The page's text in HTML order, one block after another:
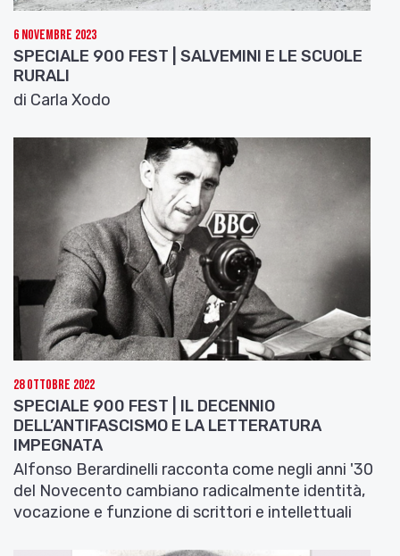
6 Novembre 2023
SPECIALE 900 FEST | SALVEMINI E LE SCUOLE
RURALI
di Carla Xodo
28 Ottobre 2022
SPECIALE 900 FEST | IL DECENNIO
DELL’ANTIFASCISMO E LA LETTERATURA
IMPEGNATA
Alfonso Berardinelli racconta come negli anni '30
del Novecento cambiano radicalmente identità,
vocazione e funzione di scrittori e intellettuali